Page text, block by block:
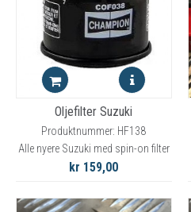
Oljefilter Suzuki
Produktnummer: HF138
Alle nyere Suzuki med spin-on filter
kr 159,00